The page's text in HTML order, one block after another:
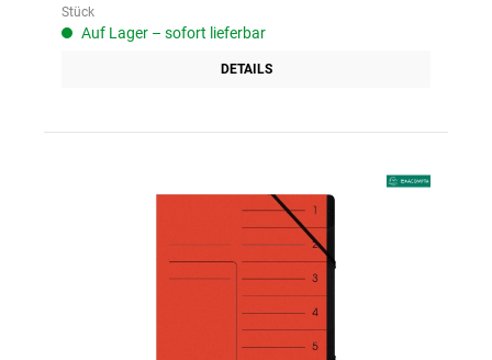
Stück
Auf Lager – sofort lieferbar
DETAILS